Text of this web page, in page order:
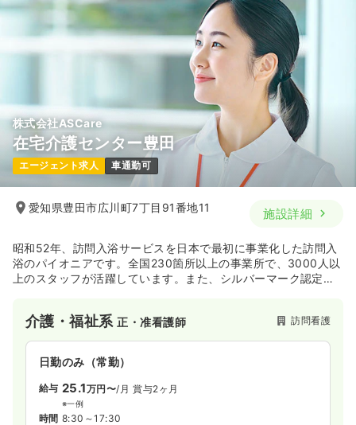
※一例
時間
8:30～17:30
詳細を見る
介護・福祉系正・准看護師 デイケア・デイサービス
日勤のみ（常勤）
給与 20.5万円〜 /月 賞与2回
※一例
ブランク可
月給20万円以上可
気になる 詳細を見る
時間
8:30～17:30
ブランク可
時給1,200円以上可
株式会社ASCare
在宅介護センター豊田
エージェント求人 車通勤可
愛知県豊田市広川町7丁目91番地11 施設詳細
昭和52年、訪問入浴サービスを日本で最初に事業化した訪問入
浴のパイオニアです。全国230箇所以上の事業所で、3000人以
上のスタッフが活躍しています。また、シルバーマーク認定第
介護・福祉系正・准看護師 訪問看護
日勤のみ（常勤）
給与 25.1万円〜/月 賞与2ヶ月
※一例
時間 8:30～17:30